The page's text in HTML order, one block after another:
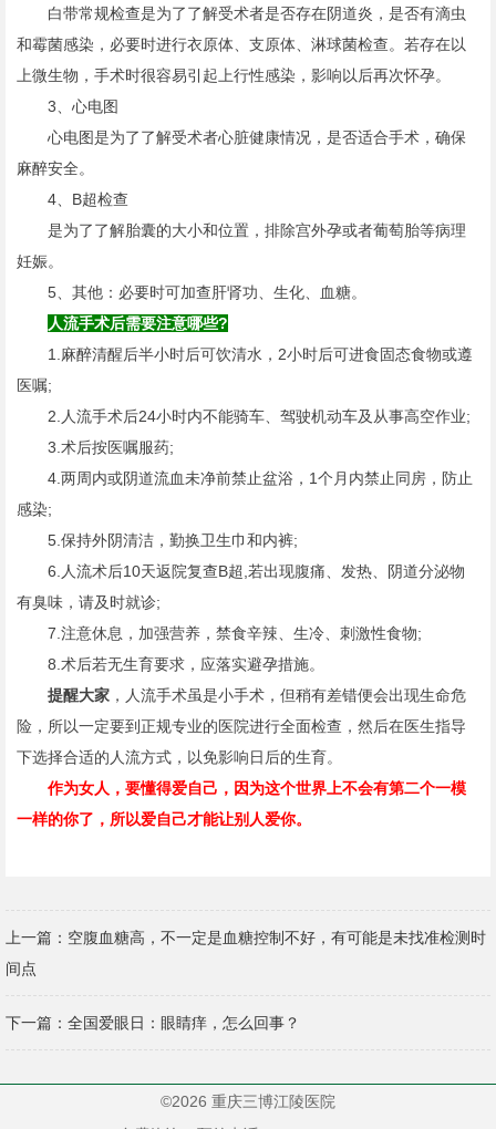
白带常规检查是为了了解受术者是否存在阴道炎，是否有滴虫
和霉菌感染，必要时进行衣原体、支原体、淋球菌检查。若存在以
上微生物，手术时很容易引起上行性感染，影响以后再次怀孕。
3、心电图
心电图是为了了解受术者心脏健康情况，是否适合手术，确保
麻醉安全。
4、B超检查
是为了了解胎囊的大小和位置，排除宫外孕或者葡萄胎等病理
妊娠。
5、其他：必要时可加查肝肾功、生化、血糖。
人流手术后需要注意哪些?
1.麻醉清醒后半小时后可饮清水，2小时后可进食固态食物或遵
医嘱;
2.人流手术后24小时内不能骑车、驾驶机动车及从事高空作业;
3.术后按医嘱服药;
4.两周内或阴道流血未净前禁止盆浴，1个月内禁止同房，防止
感染;
5.保持外阴清洁，勤换卫生巾和内裤;
6.人流术后10天返院复查B超,若出现腹痛、发热、阴道分泌物
有臭味，请及时就诊;
7.注意休息，加强营养，禁食辛辣、生冷、刺激性食物;
8.术后若无生育要求，应落实避孕措施。
提醒大家 ，人流手术虽是小手术，但稍有差错便会出现生命危
险，所以一定要到正规专业的医院进行全面检查，然后在医生指导
下选择合适的人流方式，以免影响日后的生育。
作为女人，要懂得爱自己，因为这个世界上不会有第二个一模
一样的你了，所以爱自己才能让别人爱你。
上一篇： 空腹血糖高，不一定是血糖控制不好，有可能是未找准检测时
间点
下一篇： 全国爱眼日：眼睛痒，怎么回事？
©2026 重庆三博江陵医院